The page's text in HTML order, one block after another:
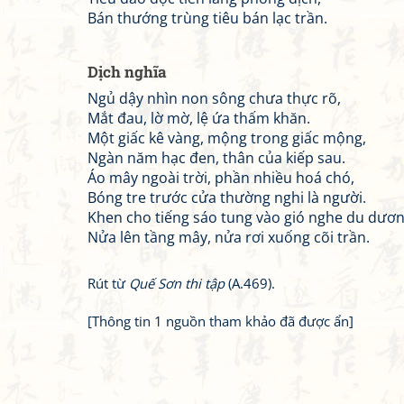
Bán thướng trùng tiêu bán lạc trần.
Dịch nghĩa
Ngủ dậy nhìn non sông chưa thực rõ,
Mắt đau, lờ mờ, lệ ứa thấm khăn.
Một giấc kê vàng, mộng trong giấc mộng,
Ngàn năm hạc đen, thân của kiếp sau.
Áo mây ngoài trời, phần nhiều hoá chó,
Bóng tre trước cửa thường nghi là người.
Khen cho tiếng sáo tung vào gió nghe du
Nửa lên tầng mây, nửa rơi xuống cõi trần.
Rút từ Quế Sơn thi tập(A.469).
[Thông tin 1 nguồn tham khảo đã được ẩn]